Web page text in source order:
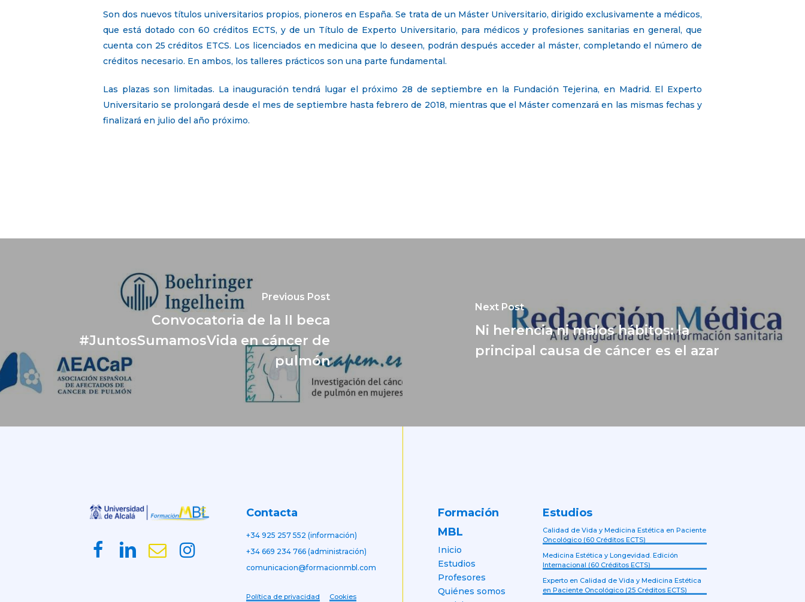
Son dos nuevos títulos universitarios propios, pioneros en España. Se trata de un Máster Universitario, dirigido exclusivamente a médicos,
que está dotado con 60 créditos ECTS, y de un Título de Experto Universitario, para médicos y profesiones sanitarias en general, que
cuenta con 25 créditos ETCS. Los licenciados en medicina que lo deseen, podrán después acceder al máster, completando el número de
créditos necesario. En ambos, los talleres prácticos son una parte fundamental.
Las plazas son limitadas. La inauguración tendrá lugar el próximo 28 de septiembre en la Fundación Tejerina, en Madrid. El Experto
Universitario se prolongará desde el mes de septiembre hasta febrero de 2018, mientras que el Máster comenzará en las mismas fechas y
finalizará en julio del año próximo.
Previous Post
Convocatoria de la II beca
#JuntosSumamosVida en cáncer de
pulmón
Next Post
Ni herencia ni malos hábitos: la
principal causa de cáncer es el azar
Contacta
+34 925 257 552 (información)
+34 669 234 766 (administración)
comunicacion@formacionmbl.com
Política de privacidad Cookies
Formación
MBL
Inicio
Estudios
Profesores
Quiénes somos
Estudios
Calidad de Vida y Medicina Estética en Paciente
Oncológico (60 Créditos ECTS)
Medicina Estética y Longevidad. Edición
Internacional (60 Créditos ECTS)
Experto en Calidad de Vida y Medicina Estética
en Paciente Oncológico (25 Créditos ECTS)